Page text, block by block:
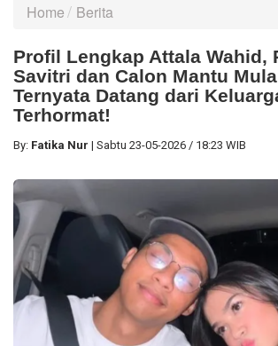
Home Berita
Profil Lengkap Attala Wahid,
Savitri dan Calon Mantu
Ternyata Datang dari
Terhormat!
By: Fatika Nur | Sabtu 23-05-2026 / 18:23 WIB